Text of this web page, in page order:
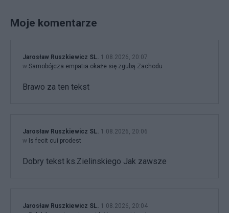
Moje komentarze
Jarosław Ruszkiewicz SL. 1.08.2026, 20:07
w Samobójcza empatia okaże się zgubą Zachodu
Brawo za ten tekst
Jarosław Ruszkiewicz SL. 1.08.2026, 20:06
w Is fecit cui prodest
Dobry tekst ks.Zielinskiego Jak zawsze
Jarosław Ruszkiewicz SL. 1.08.2026, 20:04